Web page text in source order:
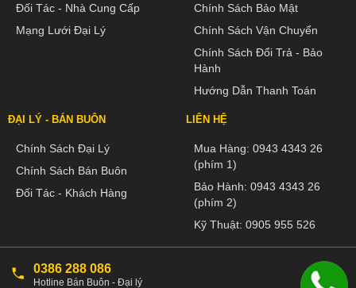
Đối Tác - Nhà Cung Cấp
Mạng Lưới Đại Lý
Chính Sách Bảo Mật
Chính Sách Vận Chuyển
Chính Sách Đổi Trả - Bảo
Hành
Hướng Dẫn Thanh Toán
ĐẠI LÝ - BÁN BUÔN
Chính Sách Đại Lý
Chính Sách Bán Buôn
Đối Tác - Khách Hàng
LIÊN HỆ
Mua Hàng: 0943 4343 26
(phím 1)
Bảo Hành: 0943 4343 26
(phím 2)
Kỹ Thuật: 0905 955 526
0386 288 086
Hotline Bán Buôn - Đại lý